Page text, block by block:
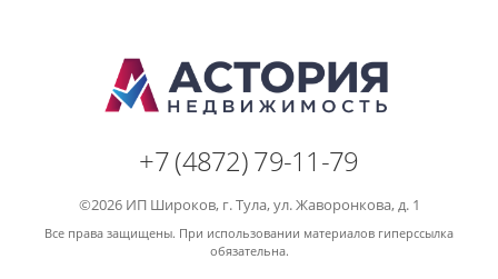
+7 (4872) 79-11-79
©2026 ИП Широков, г. Тула, ул. Жаворонкова, д. 1
Все права защищены. При использовании материалов гиперссылка
обязательна.